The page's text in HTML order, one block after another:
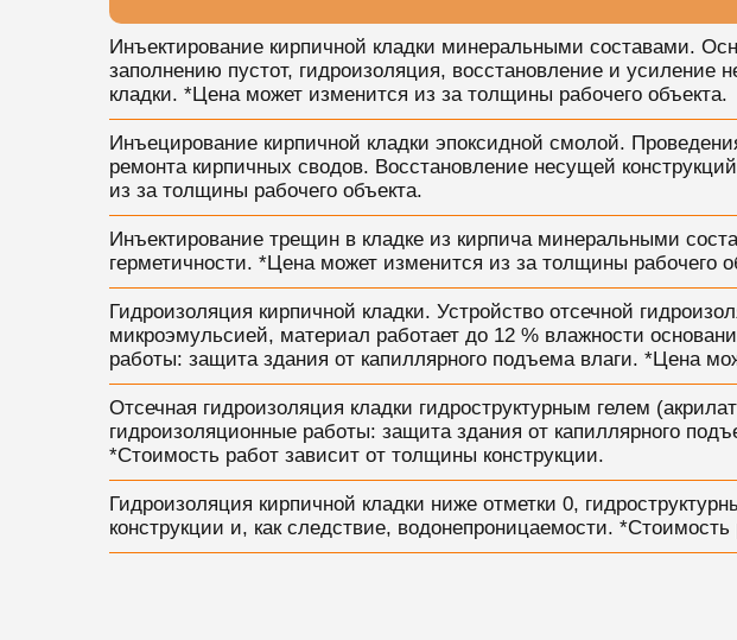
Инъектирование кирпичной кладки минеральными составами.
заполнению пустот, гидроизоляция, восстановление и усиление
кладки. *Цена может изменится из за толщины рабочего объекта.
Инъецирование кирпичной кладки эпоксидной смолой.
ремонта кирпичных сводов. Восстановление несущей
из за толщины рабочего объекта.
Инъектирование трещин в кладке из кирпича минеральными
герметичности. *Цена может изменится из за толщины рабочего
Гидроизоляция кирпичной кладки. Устройство отсечной
микроэмульсией, материал работает до 12 % влажности
работы: защита здания от капиллярного подъема влаги. *Цена
Отсечная гидроизоляция кладки гидроструктурным гелем
гидроизоляционные работы: защита здания от капиллярного
*Стоимость работ зависит от толщины конструкции.
Гидроизоляция кирпичной кладки ниже отметки 0,
конструкции и, как следствие, водонепроницаемости.